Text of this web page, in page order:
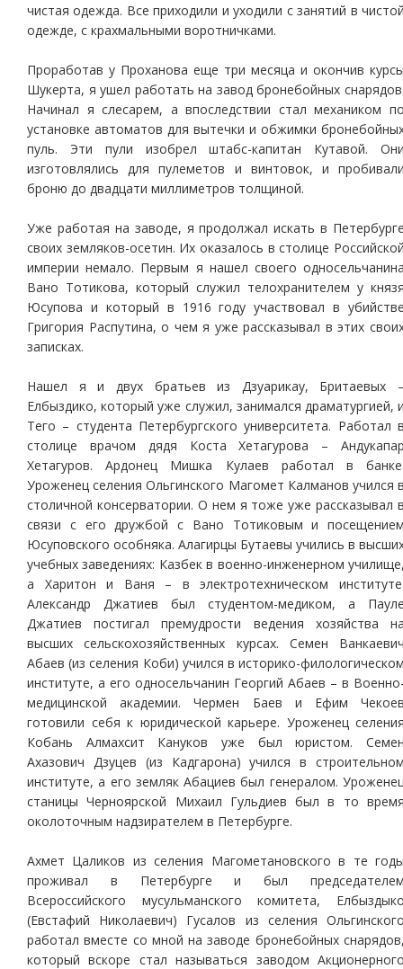
чистая одежда. Все приходили и уходили с занятий в
одежде, с крахмальными воротничками.
Проработав у Проханова еще три месяца и окончив
Шукерта, я ушел работать на завод бронебойных
Начинал я слесарем, а впоследствии стал механиком
установке автоматов для вытечки и обжимки
пуль. Эти пули изобрел штабс-капитан Кутавой.
изготовлялись для пулеметов и винтовок, и
броню до двадцати миллиметров толщиной.
Уже работая на заводе, я продолжал искать в
своих земляков-осетин. Их оказалось в столице
империи немало. Первым я нашел своего
Вано Тотикова, который служил телохранителем у
Юсупова и который в 1916 году участвовал в
Григория Распутина, о чем я уже рассказывал в этих
записках.
Нашел я и двух братьев из Дзуарикау, Бритаевых
Елбыздико, который уже служил, занимался драматургией,
Тего – студента Петербургского университета. Работал
столице врачом дядя Коста Хетагурова –
Хетагуров. Ардонец Мишка Кулаев работал в
Уроженец селения Ольгинского Магомет Калманов учился
столичной консерватории. О нем я тоже уже рассказывал
связи с его дружбой с Вано Тотиковым и
Юсуповского особняка. Алагирцы Бутаевы учились в
учебных заведениях: Казбек в военно-инженерном
а Харитон и Ваня – в электротехническом
Александр Джатиев был студентом-медиком, а
Джатиев постигал премудрости ведения хозяйства
высших сельскохозяйственных курсах. Семен
Абаев (из селения Коби) учился в историко-
институте, а его односельчанин Георгий Абаев – в
медицинской академии. Чермен Баев и Ефим
готовили себя к юридической карьере. Уроженец
Кобань Алмахсит Кануков уже был юристом.
Ахазович Дзуцев (из Кадгарона) учился в
институте, а его земляк Абациев был генералом.
станицы Черноярской Михаил Гульдиев был в то
околоточным надзирателем в Петербурге.
Ахмет Цаликов из селения Магометановского в те
проживал в Петербурге и был
Всероссийского мусульманского комитета,
(Евстафий Николаевич) Гусалов из селения
работал вместе со мной на заводе бронебойных
который вскоре стал называться заводом